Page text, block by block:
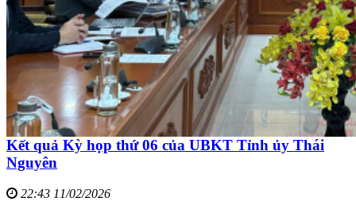
Kết quả Kỳ họp thứ 06 của UBKT Tỉnh ủy Thái
Nguyên
22:43 11/02/2026